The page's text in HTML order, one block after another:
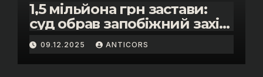
1,5 мільйона грн застави:
суд обрав запобіжний захід
помічнику нардепки Анни
Скороход у справі про
«санкційний підкуп»
09.12.2025 ANTICORS